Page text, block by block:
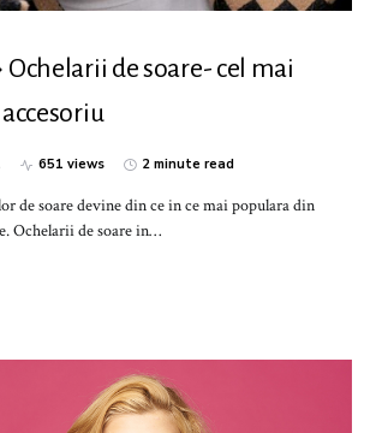
Ochelarii de soare- cel mai
651 views 2 minute read
de soare devine din ce in ce mai populara din
Ochelarii de soare in…